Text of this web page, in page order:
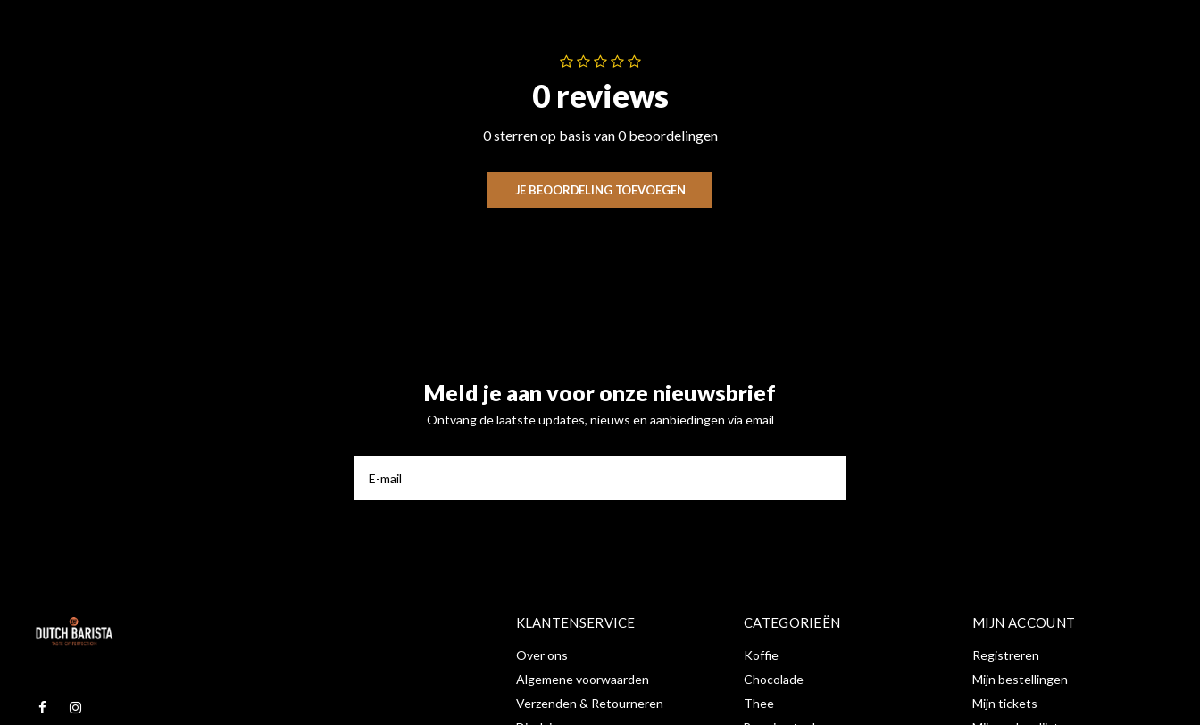
0 reviews
0 sterren op basis van 0 beoordelingen
JE BEOORDELING TOEVOEGEN
Meld je aan voor onze nieuwsbrief
Ontvang de laatste updates, nieuws en aanbiedingen via email
KLANTENSERVICE
Over ons
Algemene voorwaarden
Verzenden & Retourneren
CATEGORIEËN
Koffie
Chocolade
Thee
MIJN ACCOUNT
Registreren
Mijn bestellingen
Mijn tickets